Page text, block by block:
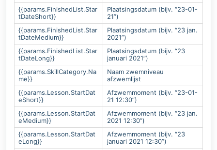
{{params.FinishedList.Star
tDateShort}}
Plaatsingsdatum (bijv. “23-01-
21”)
{{params.FinishedList.Star
tDateMedium}}
Plaatsingsdatum (bijv. “23 jan.
2021”)
{{params.FinishedList.Star
tDateLong}}
Plaatsingsdatum (bijv. “23
januari 2021”)
{{params.SkillCategory.Na
me}}
Naam zwemniveau
afzwemlijst
{{params.Lesson.StartDat
eShort}}
Afzwemmoment (bijv. “23-01-
21 12:30”)
{{params.Lesson.StartDat
eMedium}}
Afzwemmoment (bijv. “23 jan.
2021 12:30”)
{{params.Lesson.StartDat
eLong}}
Afzwemmoment (bijv. “23
januari 2021 12:30”)